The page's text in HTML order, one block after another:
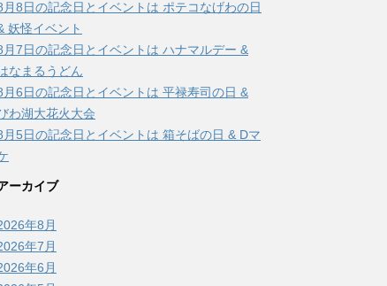
月8日の記念日とイベントは ポテコなげわの日
妖怪イベント
月7日の記念日とイベントは ハナマルデー &
なまるうどん
月6日の記念日とイベントは 平禄寿司の日 &
わ湖大花火大会
月5日の記念日とイベントは 箱そばの日 & Dマ
ーカイブ
年8月
年7月
年6月